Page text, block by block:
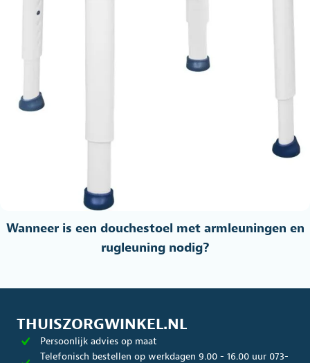
Wanneer is een douchestoel met armleuningen en
rugleuning nodig?
THUISZORGWINKEL.NL
Persoonlijk advies op maat
Telefonisch bestellen op werkdagen 9.00 - 16.00 uur 073-